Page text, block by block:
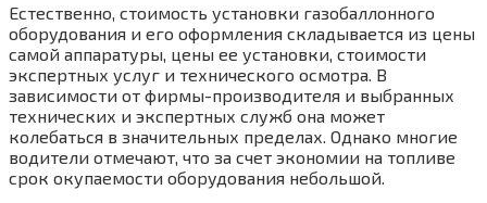
Естественно, стоимость установки газобаллонного
оборудования и его оформления складывается из цены
самой аппаратуры, цены ее установки, стоимости
экспертных услуг и технического осмотра. В
зависимости от фирмы-производителя и выбранных
технических и экспертных служб она может
колебаться в значительных пределах. Однако многие
водители отмечают, что за счет экономии на топливе
срок окупаемости оборудования небольшой.